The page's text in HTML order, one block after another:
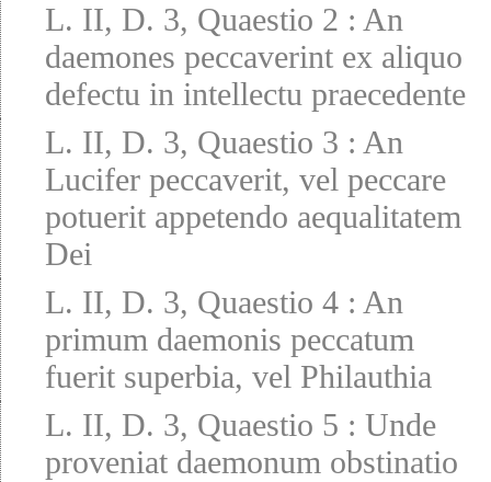
L. II, D. 3, Quaestio 2 : An
daemones peccaverint ex aliquo
defectu in intellectu praecedente
L. II, D. 3, Quaestio 3 : An
Lucifer peccaverit, vel peccare
potuerit appetendo aequalitatem
Dei
L. II, D. 3, Quaestio 4 : An
primum daemonis peccatum
fuerit superbia, vel Philauthia
L. II, D. 3, Quaestio 5 : Unde
proveniat daemonum obstinatio